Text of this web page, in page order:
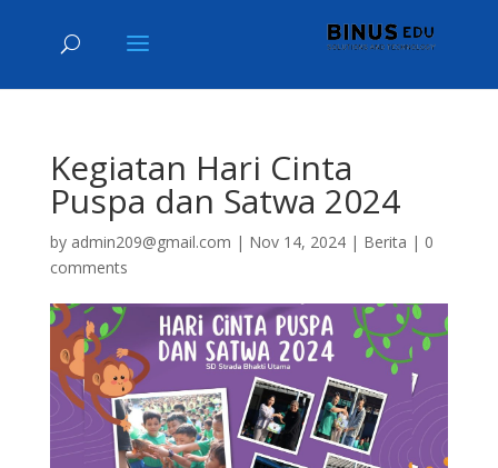
Kegiatan Hari Cinta
Puspa dan Satwa 2024
by admin209@gmail.com | Nov 14, 2024| Berita | 0
comments